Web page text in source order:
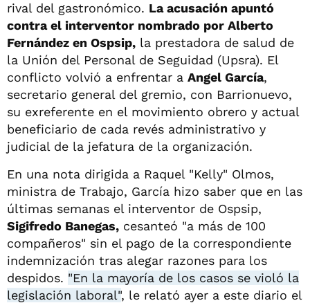
rival del gastronómico. La acusación apuntó
contra el interventor nombrado por Alberto
Fernández en Ospsip, la prestadora de salud de
la Unión del Personal de Seguidad (Upsra). El
conflicto volvió a enfrentar a Angel García,
secretario general del gremio, con Barrionuevo,
su exreferente en el movimiento obrero y actual
beneficiario de cada revés administrativo y
judicial de la jefatura de la organización.
En una nota dirigida a Raquel "Kelly" Olmos,
ministra de Trabajo, García hizo saber que en las
últimas semanas el interventor de Ospsip,
Sigifredo Banegas, cesanteó "a más de 100
compañeros" sin el pago de la correspondiente
indemnización tras alegar razones para los
despidos. "En la mayoría de los casos se violó la
legislación laboral", le relató ayer a este diario el